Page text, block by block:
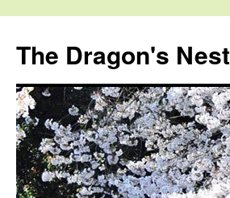
The Dragon's Nest